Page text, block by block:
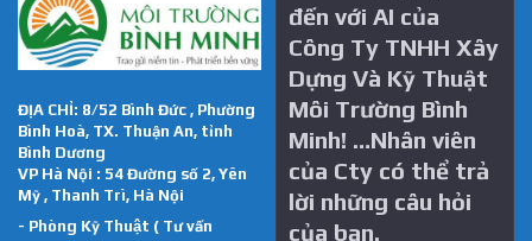
ĐỊA CHỈ: 8/52 Bình Đức , Phường
Bình Hoà, TX. Thuận An, tỉnh
Bình Dương
VP Hà Nội : 54 Đường số 2, Yên
Mỹ , Thanh Trì, Hà Nội
- Phòng Kỹ Thuật ( Tư vấn
đến với AI của
Công Ty TNHH Xây
Dựng Và Kỹ Thuật
Môi Trường Bình
Minh! …Nhân viên
của Cty có thể trả
lời những câu hỏi
của bạn.